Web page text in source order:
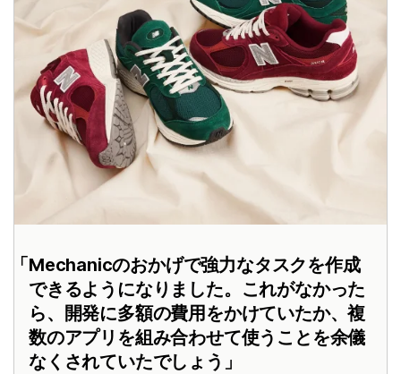
Mechanicのおかげで強力なタスクを作成
できるようになりました。これがなかった
ら、開発に多額の費用をかけていたか、複
数のアプリを組み合わせて使うことを余儀
なくされていたでしょう